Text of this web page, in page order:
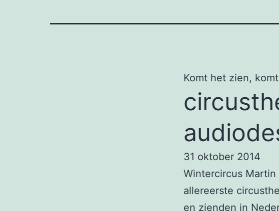
Komt het zien,
31 oktober 2014
Wintercircus
allereerste
en zienden in